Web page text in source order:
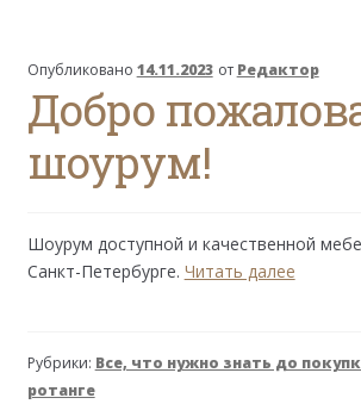
Опубликовано 14.11.2023 от Редактор
Добро
шоурум!
Шоурум доступной и качественной
Санкт-Петербурге. Читать далееДобро
Рубрики: Все, что нужно знать до
ротанге